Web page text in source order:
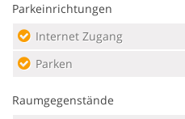
Parkeinrichtungen
Internet Zugang
Parken
Raumgegenstände